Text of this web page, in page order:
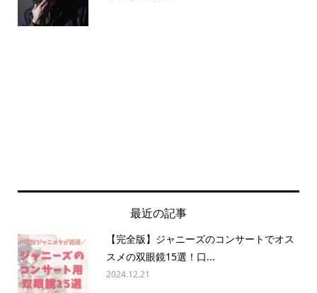
最近の記事
【完全版】ジャニーズのコンサートでオス
スメの双眼鏡15選！口...
2024.12.21